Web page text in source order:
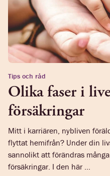
Tips och råd
Olika faser i
försäkringar
Mitt i karriären, nybliven
flyttat hemifrån? Under din
sannolikt att förändras
försäkringar. I den här ...